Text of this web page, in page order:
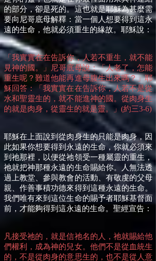
的部分，卻是死的。這也就是耶穌為甚麼需
要向尼哥底母解釋：當一個人想要得到這永
遠的生命，他就必須重生的緣故。耶穌說：
「我實實在在告訴你，人若不重生，就不能
見神的國。」尼哥底母說：「人老了，怎能
重生呢？難道他能再進母腹生出來嗎？」耶
穌回答：「我實實在在告訴你，人若不是從
水和聖靈生的，就不能進神的國。從肉身生
的就是肉身，從靈生的就是靈。」(約三3-6)
耶穌在上面說到從肉身生的只能是肉身，因
此如果你想要得到永遠的生命，你就必須來
到祂那裡，以便從祂領受一種屬靈的重生，
祂就把神那種永遠的生命賜給你。人無法透
過上教堂、參與教會的活動、有敬虔的父母
親、作善事積功德來得到這種永遠的生命。
我們唯有來到這位生命的賜予者耶穌基督面
前，才能夠得到這永遠的生命。聖經宣告：
凡接受祂的，就是信祂名的人，祂就賜給他
們權利，成為神的兒女。他們不是從血統生
的，不是從肉身的意思生的，也不是從人意